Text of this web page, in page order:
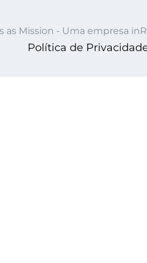
as Mission - Uma empresa
Política de